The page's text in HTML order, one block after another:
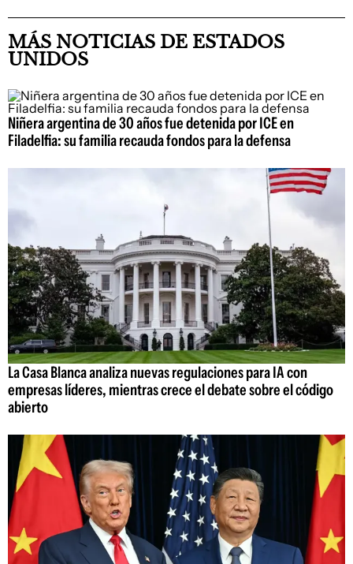
MÁS NOTICIAS DE ESTADOS
UNIDOS
Niñera argentina de 30 años fue detenida por ICE en
Filadelfia: su familia recauda fondos para la defensa
La Casa Blanca analiza nuevas regulaciones para IA con
empresas líderes, mientras crece el debate sobre el código
abierto